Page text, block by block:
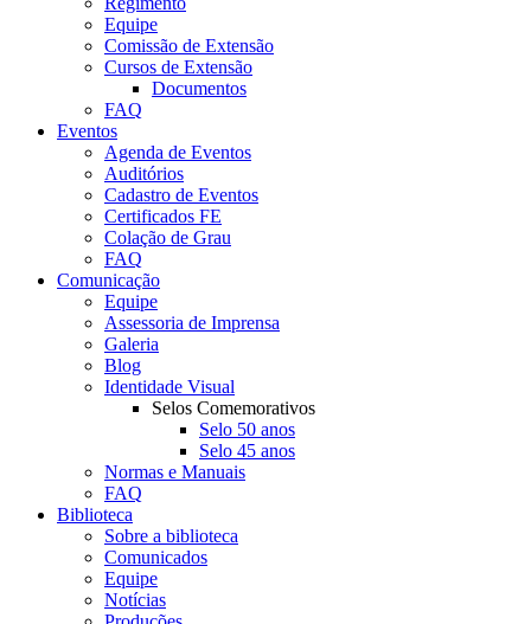
Equipe
Comissão de Extensão
Cursos de Extensão
Documentos
FAQ
Eventos
Agenda de Eventos
Auditórios
Cadastro de Eventos
Certificados FE
Colação de Grau
FAQ
Comunicação
Equipe
Assessoria de Imprensa
Galeria
Blog
Identidade Visual
Selos Comemorativos
Selo 50 anos
Selo 45 anos
Normas e Manuais
FAQ
Biblioteca
Sobre a biblioteca
Comunicados
Equipe
Notícias